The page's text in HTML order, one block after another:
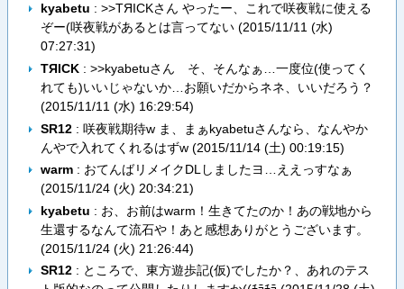
kyabetu : >>TЯICKさん やったー、これで咲夜戦に使える
ぞー(咲夜戦があるとは言ってない (2015/11/11 (水)
07:27:31)
TЯICK: >>kyabetuさん そ、そんなぁ…一度位(使ってく
れても)いいじゃないか…お願いだからネネ、いいだろう？
(2015/11/11 (水) 16:29:54)
SR12: 咲夜戦期待w ま、まぁkyabetuさんなら、なんやか
んやで入れてくれるはずw (2015/11/14 (土) 00:19:15)
warm: おてんばリメイクDLしましたヨ…ええっすなぁ
(2015/11/24 (火) 20:34:21)
kyabetu : お、お前はwarm！生きてたのか！あの戦地から
生還するなんて流石や！あと感想ありがとうございます。
(2015/11/24 (火) 21:26:44)
SR12: ところで、東方遊歩記(仮)でしたか？、あれのテス